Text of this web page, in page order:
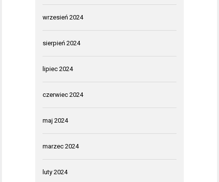
wrzesień 2024
sierpień 2024
lipiec 2024
czerwiec 2024
maj 2024
marzec 2024
luty 2024